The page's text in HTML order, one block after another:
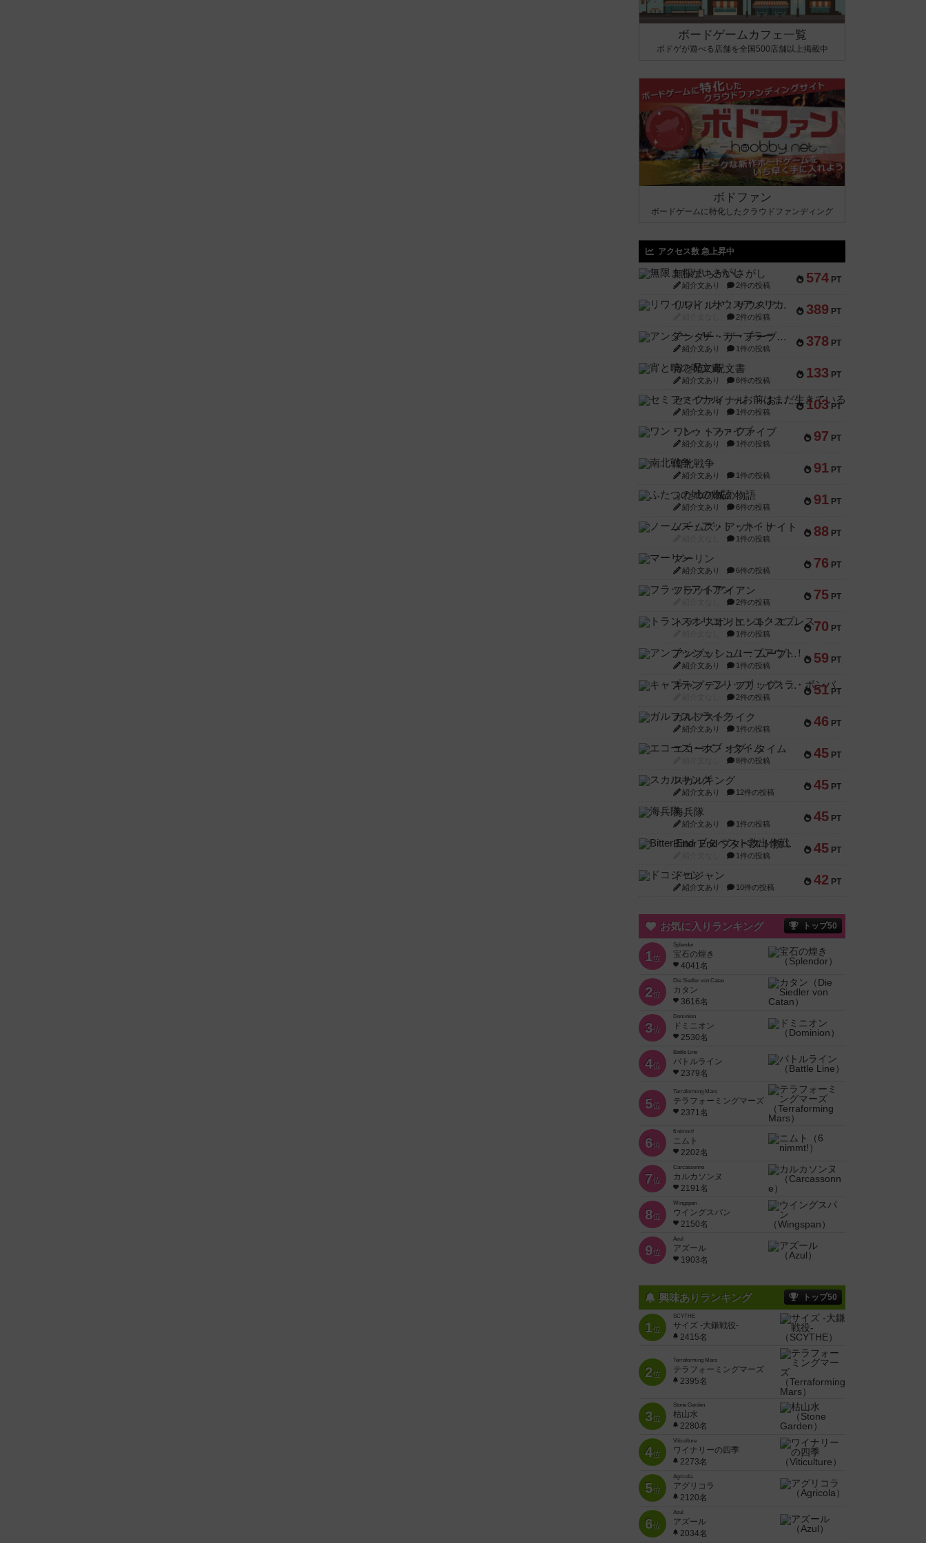
ボードゲームカフェ一覧
ボドゲが遊べる店舗を全国500店舗以上掲載中
ボドファン
ボードゲームに特化したクラウドファンディング
アクセス数 急上昇中
574 PT
無限まちがいさがし
紹介文あり 2件の投稿
389 PT
リワイルド：サウスアメリカ
2件の投稿
378 PT
アンダー・ザ・テーブラー
紹介文あり 1件の投稿
133 PT
宵と暁の呪文書
紹介文あり 8件の投稿
103 PT
セミファイナル ～お前はまだ生きている～
紹介文あり 1件の投稿
97 PT
ワン・トゥ・ファイブ
紹介文あり 1件の投稿
91 PT
南北戦争
紹介文あり 1件の投稿
91 PT
ふたつの城の物語
紹介文あり 6件の投稿
88 PT
ノームズ・アット・ナイト
1件の投稿
76 PT
マーリン
紹介文あり 6件の投稿
75 PT
フラットアイアン
2件の投稿
70 PT
トランスオリエント・エクスプレス
1件の投稿
59 PT
アンブッシュ！：ムーブアウト！
紹介文あり 1件の投稿
51 PT
キャプテン・フリップ：イスラ・ボンバ
2件の投稿
46 PT
ガルフストライク
紹介文あり 1件の投稿
45 PT
エコーズ・オブ・タイム
8件の投稿
45 PT
スカルキング
紹介文あり 12件の投稿
45 PT
海兵隊
紹介文あり 1件の投稿
45 PT
Bitter End ブタペスト救出作戦
1件の投稿
42 PT
ドコジャン
紹介文あり 10件の投稿
お気に入りランキング トップ50
1位
Splendor
宝石の煌き
4041名
2位
Die Siedler von Catan
カタン
3616名
3位
Dominion
ドミニオン
2530名
4位
Battle Line
バトルライン
2379名
5位
Terraforming Mars
テラフォーミングマーズ
2371名
6位
6 nimmt!
ニムト
2202名
7位
Carcassonne
カルカソンヌ
2191名
8位
Wingspan
ウイングスパン
2150名
9位
Azul
アズール
1903名
興味ありランキング トップ50
1位
SCYTHE
サイズ -大鎌戦役-
2415名
2位
Terraforming Mars
テラフォーミングマーズ
2395名
3位
Stone Garden
枯山水
2280名
4位
Viticulture
ワイナリーの四季
2273名
5位
Agricola
アグリコラ
2120名
6位
Azul
アズール
2034名